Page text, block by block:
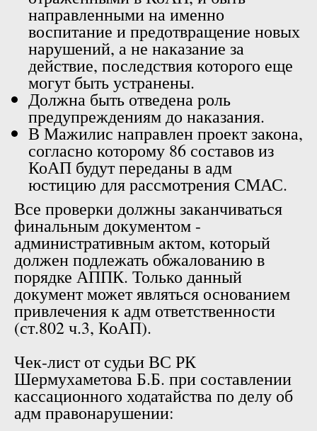
направленными на именно
воспитание и предотвращение новых
нарушений, а не наказание за
действие, последствия которого еще
могут быть устранены.
Должна быть отведена роль
предупреждениям до наказания.
В Мажилис направлен проект закона,
согласно которому 86 составов из
КоАП будут переданы в адм
юстицию для рассмотрения СМАС.
Все проверки должны заканчиваться
финальным документом -
административным актом, который
должен подлежать обжалованию в
порядке АППК. Только данный
документ может являться основанием
привлечения к адм ответственности
(ст.802 ч.3, КоАП).
Чек-лист от судьи ВС РК
Шермухаметова Б.Б. при составлении
кассационного ходатайства по делу об
адм правонарушении: